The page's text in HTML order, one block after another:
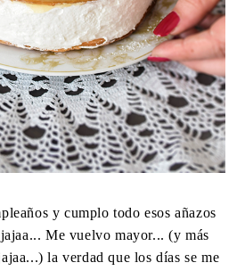
y cumplo todo esos añazos
Me vuelvo mayor... (y más
la verdad que los días se me